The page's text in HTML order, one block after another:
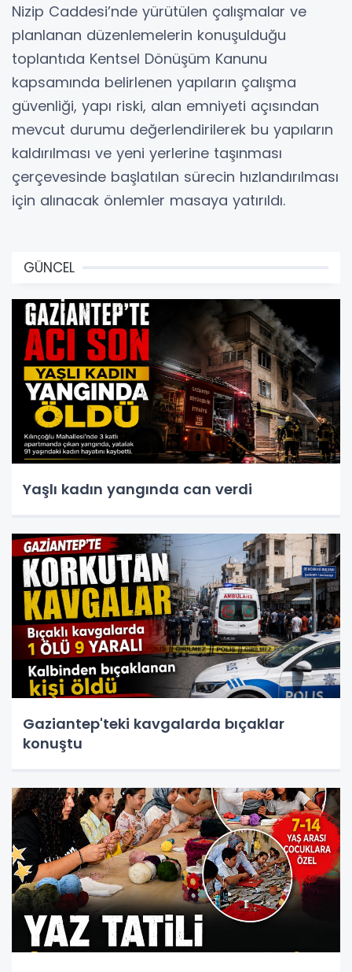
Nizip Caddesi’nde yürütülen çalışmalar ve
planlanan düzenlemelerin konuşulduğu
toplantıda Kentsel Dönüşüm Kanunu
kapsamında belirlenen yapıların çalışma
güvenliği, yapı riski, alan emniyeti açısından
mevcut durumu değerlendirilerek bu yapıların
kaldırılması ve yeni yerlerine taşınması
çerçevesinde başlatılan sürecin hızlandırılması
için alınacak önlemler masaya yatırıldı.
GÜNCEL
Yaşlı kadın yangında can verdi
Gaziantep'teki kavgalarda bıçaklar
konuştu